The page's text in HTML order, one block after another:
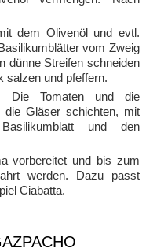
dem Olivenöl und evtl.
vom Zweig
dünne Streifen schneiden
salzen und pfeffern.
Die Tomaten und die
die Gläser schichten, mit
und den
vorbereitet und bis zum
werden. Dazu passt
Ciabatta.